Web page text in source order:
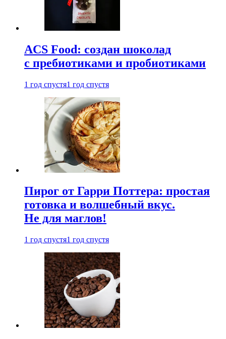
ACS Food: создан шоколад
с пребиотиками и пробиотиками
1 год спустя1 год спустя
Пирог от Гарри Поттера: простая
готовка и волшебный вкус.
Не для маглов!
1 год спустя1 год спустя